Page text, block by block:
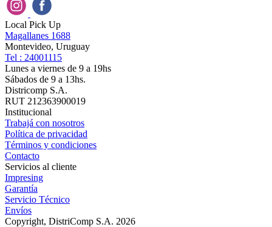
Local Pick Up
Magallanes 1688
Montevideo, Uruguay
Tel : 24001115
Lunes a viernes de 9 a 19hs
Sábados de 9 a 13hs.
Districomp S.A.
RUT 212363900019
Institucional
Trabajá con nosotros
Política de privacidad
Términos y condiciones
Contacto
Servicios al cliente
Impresing
Garantía
Servicio Técnico
Envíos
Copyright, DistriComp S.A. 2026